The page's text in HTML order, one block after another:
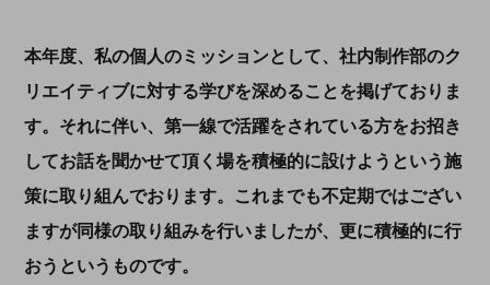
本年度、私の個人のミッションとして、社内制作部のク
リエイティブに対する学びを深めることを掲げておりま
す。それに伴い、第一線で活躍をされている方をお招き
してお話を聞かせて頂く場を積極的に設けようという施
策に取り組んでおります。これまでも不定期ではござい
ますが同様の取り組みを行いましたが、更に積極的に行
おうというものです。